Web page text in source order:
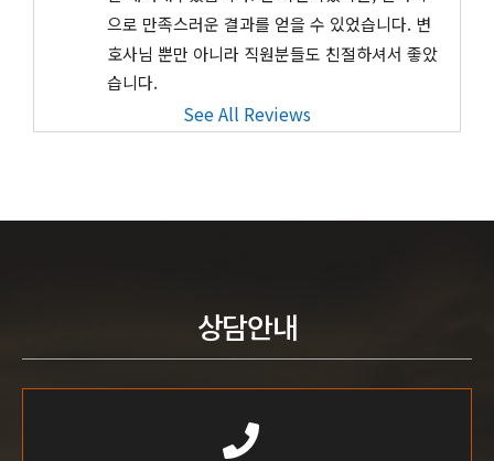
으로 만족스러운 결과를 얻을 수 있었습니다. 변
호사님 뿐만 아니라 직원분들도 친절하셔서 좋았
습니다.
See All Reviews
상담안내